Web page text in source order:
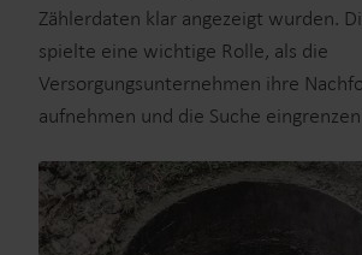
Zählerdaten klar angezeigt wurden.
spielte eine wichtige Rolle, als die
Versorgungsunternehmen ihre
aufnehmen und die Suche